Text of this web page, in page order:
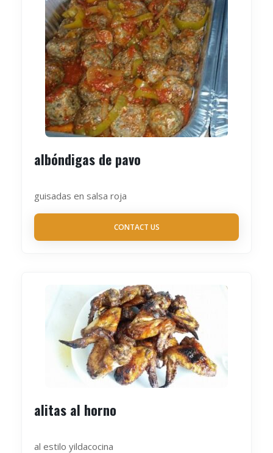
albóndigas de pavo
guisadas en salsa roja
CONTACT US
alitas al horno
al estilo yildacocina